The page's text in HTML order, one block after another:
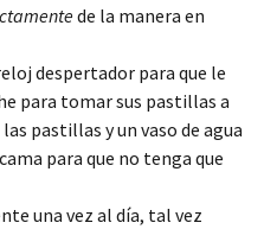
de la manera en
despertador para que le
para tomar sus pastillas a
pastillas y un vaso de agua
para que no tenga que
una vez al día, tal vez